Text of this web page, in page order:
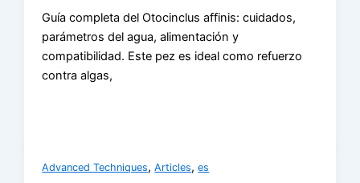
Guía completa del Otocinclus affinis: cuidados,
parámetros del agua, alimentación y
compatibilidad. Este pez es ideal como refuerzo
contra algas,
Advanced Techniques,Articles,es